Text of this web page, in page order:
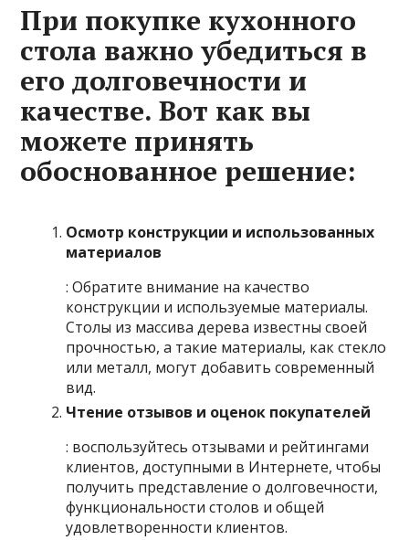
При покупке кухонного
стола важно убедиться в
его долговечности и
качестве. Вот как вы
можете принять
обоснованное решение:
Осмотр конструкции и использованных
материалов
: Обратите внимание на качество
конструкции и используемые материалы.
Столы из массива дерева известны своей
прочностью, а такие материалы, как стекло
или металл, могут добавить современный
вид.
Чтение отзывов и оценок покупателей
: воспользуйтесь отзывами и рейтингами
клиентов, доступными в Интернете, чтобы
получить представление о долговечности,
функциональности столов и общей
удовлетворенности клиентов.